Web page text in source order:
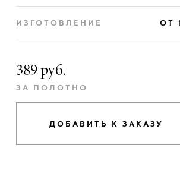
ИЗГОТОВЛЕНИЕ ОТ
389 руб.
ЗА ПОЛОТНО
ДОБАВИТЬ К ЗАКАЗУ